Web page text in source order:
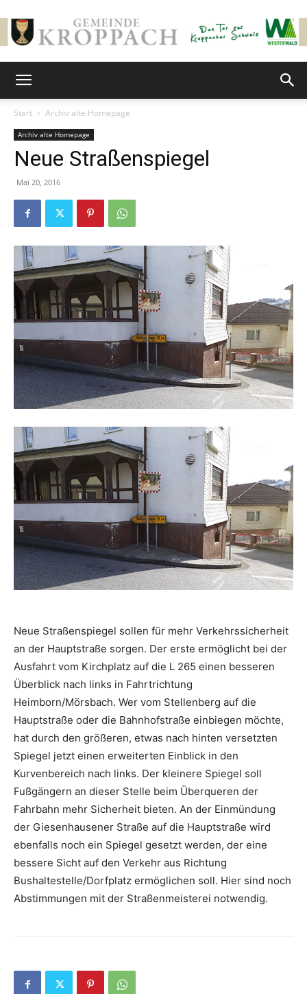
Start Archiv alte Homepage
Archiv alte Homepage
Neue Straßenspiegel
Mai 20, 2016
Neue Straßenspiegel sollen für mehr Verkehrssicherheit
an der Hauptstraße sorgen. Der erste ermöglicht bei der
Ausfahrt vom Kirchplatz auf die L 265 einen besseren
Überblick nach links in Fahrtrichtung
Heimborn/Mörsbach. Wer vom Stellenberg auf die
Hauptstraße oder die Bahnhofstraße einbiegen möchte,
hat durch den größeren, etwas nach hinten versetzten
Spiegel jetzt einen erweiterten Einblick in den
Kurvenbereich nach links. Der kleinere Spiegel soll
Fußgängern an dieser Stelle beim Überqueren der
Fahrbahn mehr Sicherheit bieten. An der Einmündung
der Giesenhausener Straße auf die Hauptstraße wird
ebenfalls noch ein Spiegel gesetzt werden, der eine
bessere Sicht auf den Verkehr aus Richtung
Bushaltestelle/Dorfplatz ermöglichen soll. Hier sind noch
Abstimmungen mit der Straßenmeisterei notwendig.